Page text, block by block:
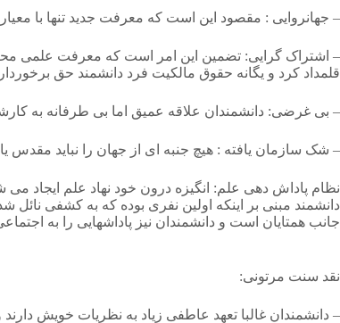
– جهانروایی : مقصود این است که معرفت جدید تنها با
– اشتراک گرایی: تضمین این امر است که معرفت علمی
قلمداد کرد و یگانه حقوق مالکیت فرد دانشمند حق
– بی غرضی: دانشمندان علاقه عمیق اما بی طرفانه به
– شک سازمان یافته : هیچ جنبه ای از جهان را نباید مقدس
نظام پاداش دهی علم: انگیزه درون خود نهاد علم ایجاد می
دانشمند مبنی بر اینکه اولین نفری بوده که به کشفی نائل
جانب همتایان است و دانشمندان نیز پاداشهایی را به
نقد سنت مرتونی:
– دانشمندان غالبا تعهد عاطفی زیاد به نظریات خویش